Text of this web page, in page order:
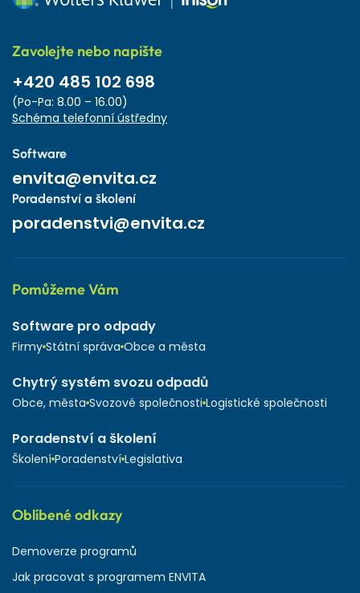
Zavolejte nebo napište
+420 485 102 698
(Po-Pa: 8.00 – 16.00)
Schéma telefonní ústředny
Software
envita@envita.cz
Poradenství a školení
poradenstvi@envita.cz
Pomůžeme Vám
Software pro odpady
Firmy Státní správa Obce a města
Chytrý systém svozu odpadů
Obce, města Svozové společnosti Logistické společnosti
Poradenství a školení
Školení Poradenství Legislativa
Oblíbené odkazy
Demoverze programů
Jak pracovat s programem ENVITA